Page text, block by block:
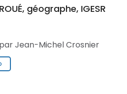
géographe, IGESR
Jean-Michel Crosnier